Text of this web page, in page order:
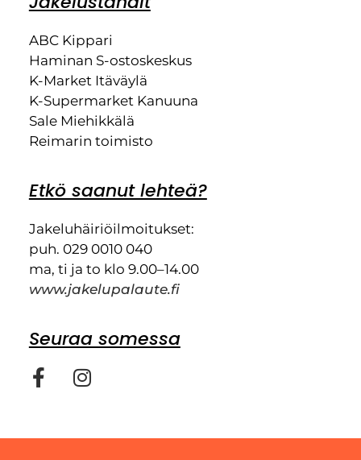
ABC Kippari
Haminan S-ostoskeskus
K-Market Itäväylä
K-Supermarket Kanuuna
Sale Miehikkälä
Reimarin toimisto
Etkö saanut lehteä?
Jakeluhäiriöilmoitukset:
puh. 029 0010 040
ma, ti ja to klo 9.00–14.00
www.jakelupalaute.fi
Seuraa somessa